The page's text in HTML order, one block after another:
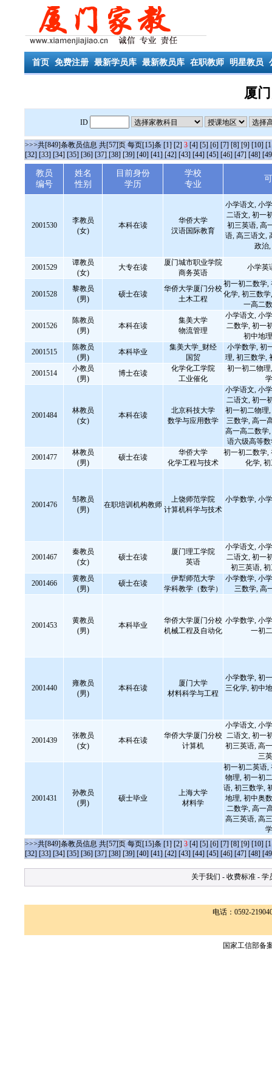
首页 免费注册 最新学员库 最新教员库 在职教师 明星教员
厦
ID
>>>共[849]条教员信息 共[57]页 每页[15]条 [1] [2] 3 [4] [5] [6] [7] [8] [9] [10]
[32] [33] [34] [35] [36] [37] [38] [39] [40] [41] [42] [43] [44] [45] [46] [47] [48]
教员
编号
姓名
性别
目前身份
学历
学校
专业
2001530
李教员
(女)
本科在读
华侨大学
汉语国际教育
小学语文, 小
二语文, 初一
初三英语, 高
语, 高三语文,
政治
2001529
谭教员
(女)
大专在读
厦门城市职业学院
商务英语
小学英
2001528
黎教员
(男)
硕士在读
华侨大学厦门分校
土木工程
初一初二数学,
化学, 初三数
一高二
2001526
陈教员
(男)
本科在读
集美大学
物流管理
小学语文, 小
二数学, 初一
初中地
2001515
陈教员
(男)
本科毕业
集美大学_财经
国贸
小学数学, 初
理, 初三数学,
2001514
小教员
(男)
博士在读
化学化工学院
工业催化
初一初二物
2001484
林教员
(女)
本科在读
北京科技大学
数学与应用数学
小学语文, 小
二语文, 初一
初一初二物理
三数学, 高一
高一高二数学
语六级高等
2001477
林教员
(男)
硕士在读
华侨大学
化学工程与技术
初一初二数学,
化学,
2001476
邹教员
(男)
在职培训机构教师
上饶师范学院
计算机科学与技术
小学数学, 小
2001467
秦教员
(女)
硕士在读
厦门理工学院
英语
小学语文, 小
二语文, 初一
初三英语,
2001466
黄教员
(男)
硕士在读
伊犁师范大学
学科教学（数学）
小学数学, 小
三数学, 高
2001453
黄教员
(男)
本科毕业
华侨大学厦门分校
机械工程及自动化
小学数学, 小
一初
2001440
雍教员
(男)
本科在读
厦门大学
材料科学与工程
小学数学, 初
三化学, 初中
2001439
张教员
(女)
本科在读
华侨大学厦门分校
计算机
小学语文, 小
二语文, 初一
初三英语, 高
三
2001431
孙教员
(男)
硕士毕业
上海大学
材料学
初一初二英语,
物理, 初一初
语, 初三数学,
地理, 初中奥
二数学, 高一
高三英语, 高
>>>共[849]条教员信息 共[57]页 每页[15]条 [1] [2] 3 [4] [5] [6] [7] [8] [9] [10]
[32] [33] [34] [35] [36] [37] [38] [39] [40] [41] [42] [43] [44] [45] [46] [47] [48]
关于我们 - 收费标准 - 学
电话：0592-
国家工信部备